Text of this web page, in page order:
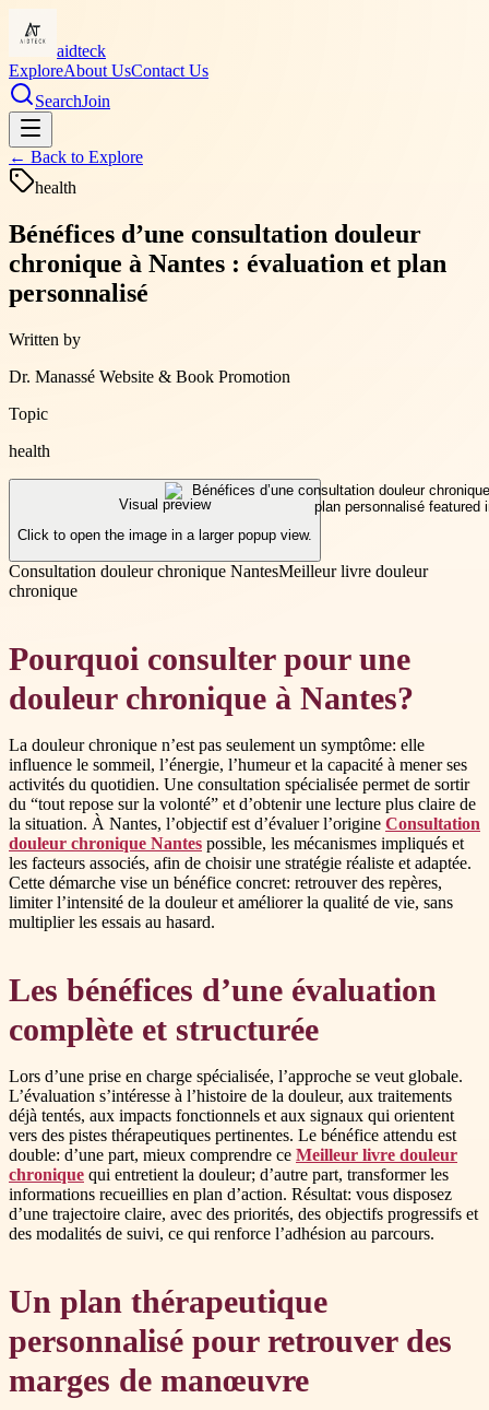
aidteck
ExploreAbout UsContact Us
SearchJoin
← Back to Explore
health
Bénéfices d’une consultation douleur
chronique à Nantes : évaluation et plan
personnalisé
Written by
Dr. Manassé Website & Book Promotion
Topic
health
Visual preview
Click to open the image in a larger popup view.
Consultation douleur chronique NantesMeilleur livre douleur
chronique
Pourquoi consulter pour une
douleur chronique à Nantes?
La douleur chronique n’est pas seulement un symptôme: elle
influence le sommeil, l’énergie, l’humeur et la capacité à mener ses
activités du quotidien. Une consultation spécialisée permet de sortir
du “tout repose sur la volonté” et d’obtenir une lecture plus claire de
la situation. À Nantes, l’objectif est d’évaluer l’origine Consultation
douleur chronique Nantes possible, les mécanismes impliqués et
les facteurs associés, afin de choisir une stratégie réaliste et adaptée.
Cette démarche vise un bénéfice concret: retrouver des repères,
limiter l’intensité de la douleur et améliorer la qualité de vie, sans
multiplier les essais au hasard.
Les bénéfices d’une évaluation
complète et structurée
Lors d’une prise en charge spécialisée, l’approche se veut globale.
L’évaluation s’intéresse à l’histoire de la douleur, aux traitements
déjà tentés, aux impacts fonctionnels et aux signaux qui orientent
vers des pistes thérapeutiques pertinentes. Le bénéfice attendu est
double: d’une part, mieux comprendre ce Meilleur livre douleur
chronique qui entretient la douleur; d’autre part, transformer les
informations recueillies en plan d’action. Résultat: vous disposez
d’une trajectoire claire, avec des priorités, des objectifs progressifs et
des modalités de suivi, ce qui renforce l’adhésion au parcours.
Un plan thérapeutique
personnalisé pour retrouver des
marges de manœuvre